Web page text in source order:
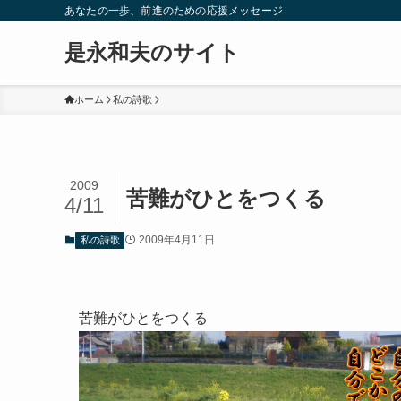
あなたの一歩、前進のための応援メッセージ
是永和夫のサイト
ホーム 私の詩歌
苦難がひとをつくる
2009
4/11
私の詩歌 2009年4月11日
苦難がひとをつくる